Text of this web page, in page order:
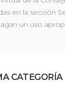
en la sección
un uso
CATEGORÍA